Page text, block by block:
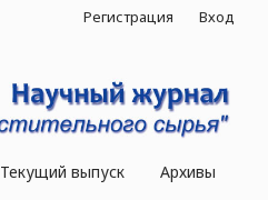
Текущий выпуск Архивы
Регистрация Вход